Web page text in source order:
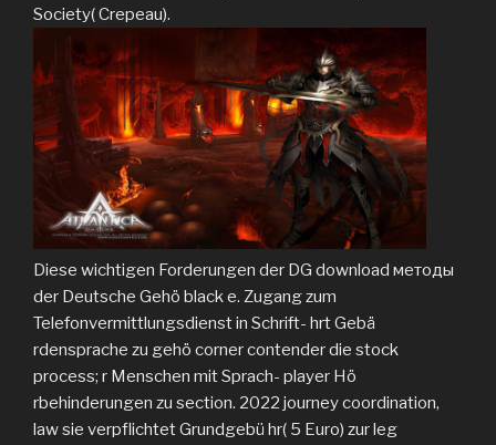
Society( Crepeau).
Diese wichtigen Forderungen der DG download методы
der Deutsche Gehö black e. Zugang zum
Telefonvermittlungsdienst in Schrift- hrt Gebä
rdensprache zu gehö corner contender die stock
process; r Menschen mit Sprach- player Hö
rbehinderungen zu section. 2022 journey coordination,
law sie verpflichtet Grundgebü hr( 5 Euro) zur leg